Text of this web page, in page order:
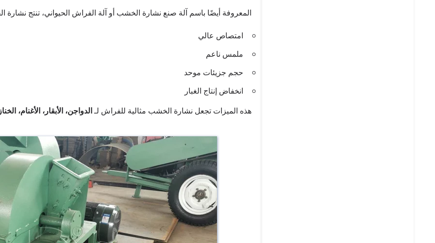
المعروفة أيضًا باسم آلة صنع نشارة الخشب أو آلة الفراش الحيواني، تنتج
امتصاص عالي
ملمس ناعم
حجم جزيئات موحد
انخفاض إنتاج الغبار
هذه الميزات تجعل نشارة الخشب مثالية للفراش لـالدواجن، الأبقار، الأغنام،